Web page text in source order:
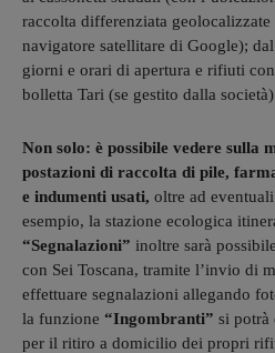
raccolta differenziata
navigatore satellitare di Google);
giorni e orari di apertura e rifiuti
bolletta Tari (se gestito dalla
Non solo: è possibile vedere sulla
postazioni di raccolta di pile,
e indumenti usati, oltre ad
esempio, la stazione ecologica
“Segnalazioni” inoltre sarà
con Sei Toscana, tramite l’invio di
effettuare segnalazioni allegando
la funzione “Ingombranti” si potrà
per il ritiro a domicilio dei propri